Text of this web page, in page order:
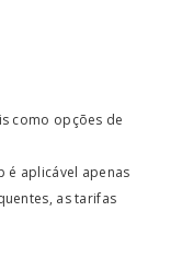
como opções de
é aplicável apenas
as tarifas